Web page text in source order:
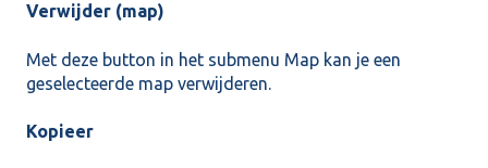
Verwijder (map)
Met deze button in het submenu Map kan je een
geselecteerde map verwijderen.
Kopieer